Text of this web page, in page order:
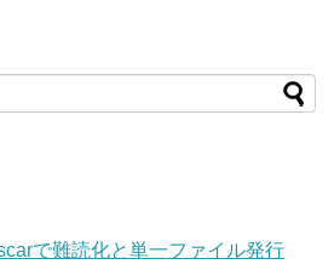
で難読化と単一ファイル発行